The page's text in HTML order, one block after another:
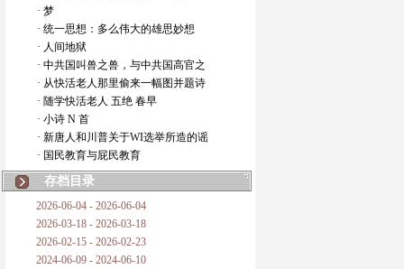
· 梦
· 统一思想：多么伟大的雄思妙想
· 人间地狱
· 中共国叫兽之兽，与中共国高官之
· 从快活老人那里偷来一幅图并题诗
· 随学快活老人 五绝 春早
· 小诗 N 首
· 新唐人和川普关于WI选举所造的谣
· 国民教育与屁民教育
存档目录
2026-06-04 - 2026-06-04
2026-03-18 - 2026-03-18
2026-02-15 - 2026-02-23
2024-06-09 - 2024-06-10